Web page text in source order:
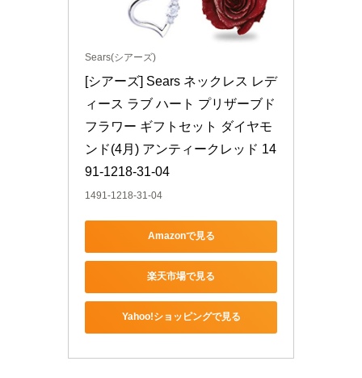
Sears(シアーズ)
[シアーズ] Sears ネックレス レデ
ィース ラブ ハート プリザーブド
フラワー ギフトセット ダイヤモ
ンド(4月) アンティークレッド 14
91-1218-31-04
1491-1218-31-04
Amazonで見る
楽天市場で見る
Yahoo!ショッピングで見る